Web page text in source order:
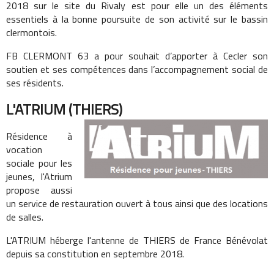
2018 sur le site du Rivaly est pour elle un des éléments
essentiels à la bonne poursuite de son activité sur le bassin
clermontois.
FB CLERMONT 63 a pour souhait d’apporter à Cecler son
soutien et ses compétences dans l’accompagnement social de
ses résidents.
L'ATRIUM (THIERS)
Résidence à
vocation
sociale pour les
jeunes, l'Atrium
propose aussi
un service de restauration ouvert à tous ainsi que des locations
de salles.
L'ATRIUM héberge l'antenne de THIERS de France Bénévolat
depuis sa constitution en septembre 2018.